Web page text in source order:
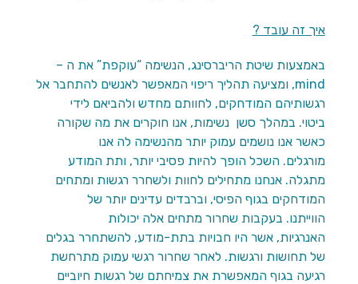
איך זה עובד ?
באמצעות שיטת הריברסינג, הנשימה “עוקפת” את ה –
mind, ומציעה תהליך ריפוי המאפשר לאנשים להתחבר אל
רגשותיהם המודחקים, לחוותם מחדש ולהביאם לידי
ביטוי. במהלך סשן נשימות, אנו חוקרים את מה שקורה
כאשר אנו נושמים עמוק יותר מהנשימה לה אנו
מורגלים. השכל הופך להיות פסיבי יותר, ותת המודע
מתגלה. אנחנו מתחילים לחוות ולשחרר רגשות ומתחים
המודחקים בגוף הפיסי, וברבדים עדינים יותר של
הווייתנו. בעקבות שחרור מתחים אלה יכולות
האנרגיות, אשר היו חבויות בתת-מודע, להשתחרר בגלים
של תחושות ורגשות. לאחר שחרור רגשי עמוק מתרחשת
רגיעה בגוף המאפשרת את צמיחתם של רגשות חיוביים